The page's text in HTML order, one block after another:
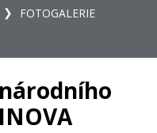
FOTOGALERIE